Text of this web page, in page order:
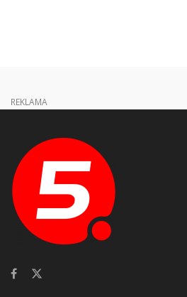
REKLAMA